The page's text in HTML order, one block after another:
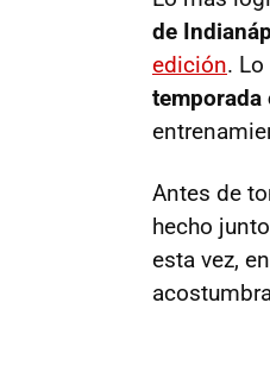
de
edición.
temporada
Antes de
hecho
esta vez,